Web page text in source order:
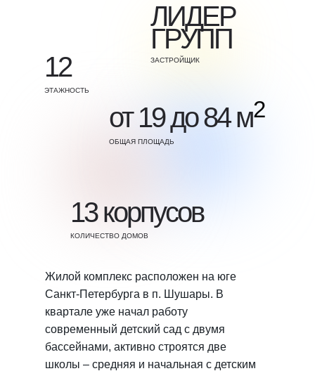
Жилой комплекс расположен на юге
Санкт-Петербурга в п. Шушары. В
квартале уже начал работу
современный детский сад с двумя
бассейнами, активно строятся две
школы ‒ средняя и начальная с детским
ЛИДЕР
ГРУПП
ЗАСТРОЙЩИК
12
ЭТАЖНОСТЬ
13 корпусов
КОЛИЧЕСТВО ДОМОВ
от 19 до 84 м2
ОБЩАЯ ПЛОЩАДЬ